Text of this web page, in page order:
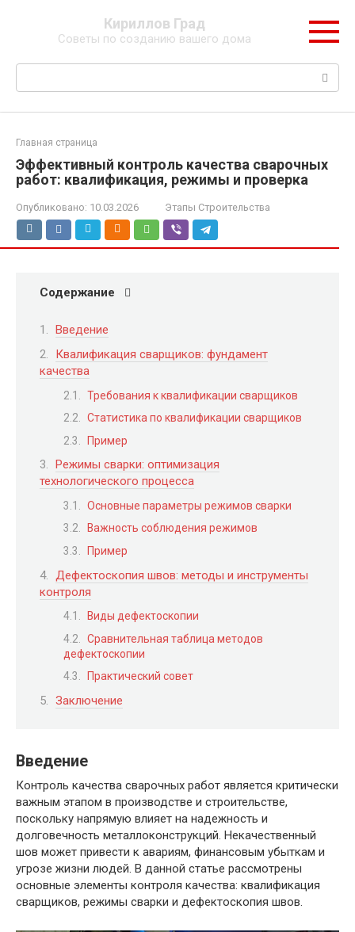
Кириллов Град
Советы по созданию вашего дома
Поиск:
Главная страница
Эффективный контроль качества сварочных
работ: квалификация, режимы и проверка
Опубликовано: 10.03.2026 Этапы Строительства
Содержание
Введение
Квалификация сварщиков: фундамент
качества
Требования к квалификации сварщиков
Статистика по квалификации сварщиков
Пример
Режимы сварки: оптимизация
технологического процесса
Основные параметры режимов сварки
Важность соблюдения режимов
Пример
Дефектоскопия швов: методы и инструменты
контроля
Виды дефектоскопии
Сравнительная таблица методов
дефектоскопии
Практический совет
Заключение
Введение
Контроль качества сварочных работ является критически
важным этапом в производстве и строительстве,
поскольку напрямую влияет на надежность и
долговечность металлоконструкций. Некачественный
шов может привести к авариям, финансовым убыткам и
угрозе жизни людей. В данной статье рассмотрены
основные элементы контроля качества: квалификация
сварщиков, режимы сварки и дефектоскопия швов.